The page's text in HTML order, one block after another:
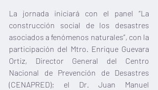
La jornada iniciará con el panel “La
construcción social de los desastres
asociados a fenómenos naturales”, con la
participación del Mtro. Enrique Guevara
Ortiz, Director General del Centro
Nacional de Prevención de Desastres
(CENAPRED); el Dr. Juan Manuel